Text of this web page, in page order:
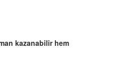
kazanabilir hem